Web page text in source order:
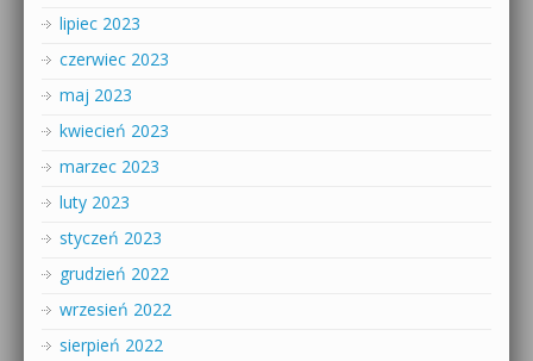
lipiec 2023
czerwiec 2023
maj 2023
kwiecień 2023
marzec 2023
luty 2023
styczeń 2023
grudzień 2022
wrzesień 2022
sierpień 2022